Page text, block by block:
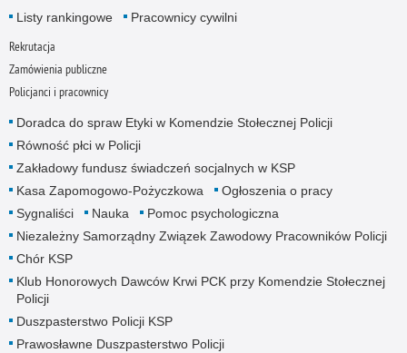
Listy rankingowe Pracownicy cywilni
Rekrutacja
Zamówienia publiczne
Policjanci i pracownicy
Doradca do spraw Etyki w Komendzie Stołecznej Policji
Równość płci w Policji
Zakładowy fundusz świadczeń socjalnych w KSP
Kasa Zapomogowo-Pożyczkowa
Ogłoszenia o pracy
Sygnaliści
Nauka
Pomoc psychologiczna
Niezależny Samorządny Związek Zawodowy Pracowników Policji
Chór KSP
Klub Honorowych Dawców Krwi PCK przy Komendzie Stołecznej
Policji
Duszpasterstwo Policji KSP
Prawosławne Duszpasterstwo Policji